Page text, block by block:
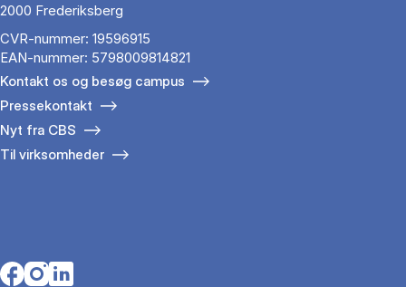
2000 Frederiksberg
CVR-nummer: 19596915
EAN-nummer: 5798009814821
Kontakt os og besøg campus
Pressekontakt
Nyt fra CBS
Til virksomheder
Opens in a new tab
Opens in a new tab
Opens in a new tab